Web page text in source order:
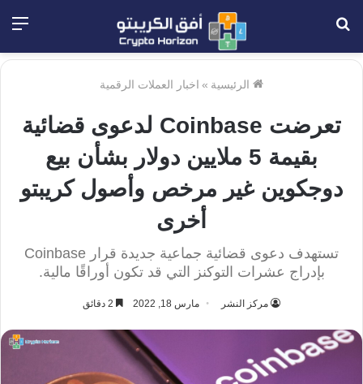
الرئيسية » اخبار العملات الرقمية
تعرضت Coinbase لدعوى قضائية
بقيمة 5 ملايين دولار بشأن بيع
دوجكوين غير مرخص وأصول كريبتو
أخرى
تستهدف دعوى قضائية جماعية جديدة قرار Coinbase
بإدراج عشرات التوكنز التي قد تكون أوراقًا مالية.
مركز النشر مارس 18, 2022